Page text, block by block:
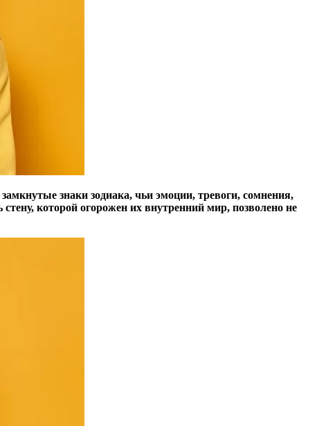
знаки зодиака, чьи эмоции, тревоги, сомнения,
которой огорожен их внутренний мир, позволено не